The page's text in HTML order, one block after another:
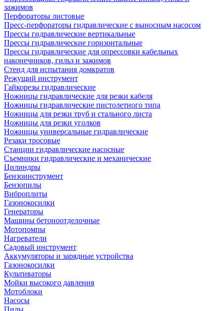
зажимов
Перфораторы листовые
Пресс-перфораторы гидравлические с выносным насосом
Прессы гидравлические вертикальные
Прессы гидравлические горизонтальные
Прессы гидравлические для опрессовки кабельных
наконечников, гильз и зажимов
Стенд для испытания домкратов
Режущий инструмент
Гайкорезы гидравлические
Ножницы гидравлические для резки кабеля
Ножницы гидравлические пистолетного типа
Ножницы для резки труб и стального листа
Ножницы для резки уголков
Ножницы универсальные гидравлические
Резаки тросовые
Станции гидравлические насосные
Съемники гидравлические и механические
Цилиндры
Бензоинструмент
Бензопилы
Виброплиты
Газонокосилки
Генераторы
Машины бетоноотделочные
Мотопомпы
Нагреватели
Садовый инструмент
Аккумуляторы и зарядные устройства
Газонокосилки
Культиваторы
Мойки высокого давления
Мотоблоки
Насосы
Пилы